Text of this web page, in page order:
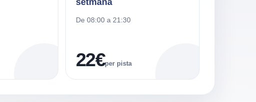
setmana
De 08:00 a 21:30
22€per pista